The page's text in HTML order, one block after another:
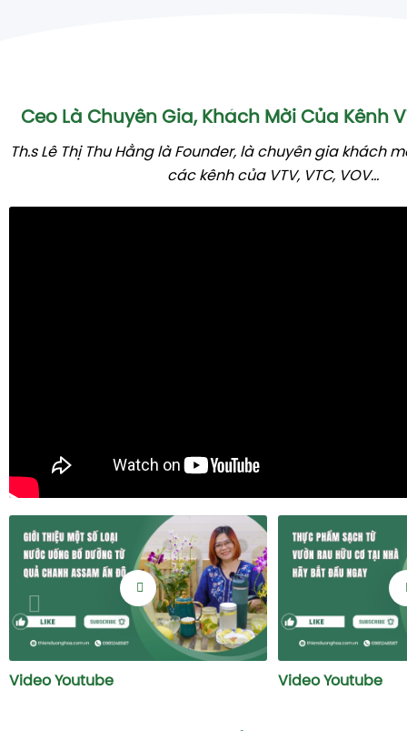
Ceo Là Chuyên Gia, Khách Mời Của Kênh
Th.s Lê Thị Thu Hằng là Founder, là chuyên gia khách
các kênh của VTV, VTC, VOV...
Video Youtube Video Youtube